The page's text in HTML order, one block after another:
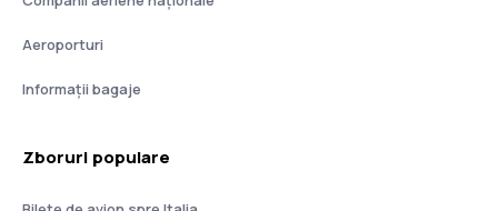
Aeroporturi
Informații bagaje
Zboruri populare